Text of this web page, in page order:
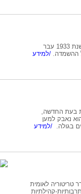
בתקופה זו התגורר דובנוב בברלין (גרמניה), עם עליית הנאצים לשלטון בשנת 1933 עבר
ההשמדה. /למידע
היהודית בעת החדשה,
נאבק למען
בגולה. /למידע
היעדר טריטוריה לאומית
קהילתיות